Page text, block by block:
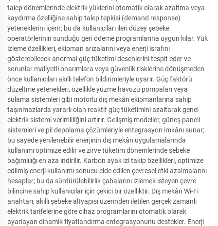
talep dönemlerinde elektrik yüklerini otomatik olarak azaltma veya
kaydırma özelliğine sahip talep tepkisi (demand response)
yeteneklerini içerir; bu da kullanıcıları ileri düzey şebeke
operatörlerinin sunduğu geri ödeme programlarına uygun kılar. Yük
izleme özellikleri, ekipman arızalarını veya enerji israfını
gösterebilecek anormal güç tüketimi desenlerini tespit eder ve
sorunlar maliyetli onarımlara veya güvenlik risklerine dönüşmeden
önce kullanıcıları akıllı telefon bildirimleriyle uyarır. Güç faktörü
düzeltme yetenekleri, özellikle yüzme havuzu pompaları veya
sulama sistemleri gibi motorlu dış mekân ekipmanlarına sahip
taşınmazlarda yararlı olan reaktif güç tüketimini azaltarak genel
elektrik sistemi verimliliğini artırır. Gelişmiş modeller, güneş paneli
sistemleri ve pil depolama çözümleriyle entegrasyon imkânı sunar;
bu sayede yenilenebilir enerjinin dış mekân uygulamalarında
kullanımı optimize edilir ve zirve tüketim dönemlerinde şebeke
bağımlılığı en aza indirilir. Karbon ayak izi takip özellikleri, optimize
edilmiş enerji kullanımı sonucu elde edilen çevresel etki azalmalarını
hesaplar; bu da sürdürülebilirlik çabalarını izlemek isteyen çevre
bilincine sahip kullanıcılar için çekici bir özelliktir. Dış mekân Wi-Fi
anahtarı, akıllı şebeke altyapısı üzerinden iletilen gerçek zamanlı
elektrik tarifelerine göre cihaz programlarını otomatik olarak
ayarlayan dinamik fiyatlandırma entegrasyonunu destekler. Enerji